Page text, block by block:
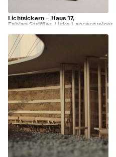
Lichtsickern – Haus 17,
Fabian Striffler, Liska Langensteiner